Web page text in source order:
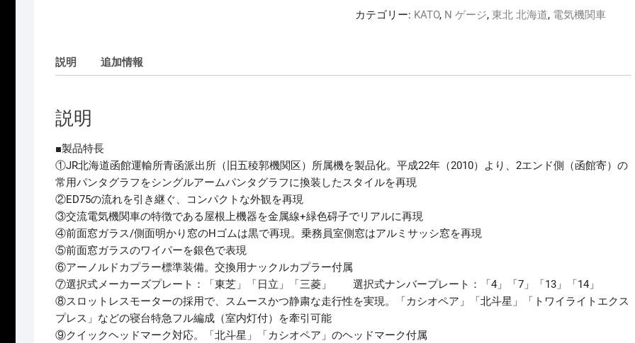
カテゴリー: KATO, N ゲージ,東北 北海道, 電気機関車
説明 追加情報
説明
■製品特長
①JR北海道函館運輸所青函派出所（旧五稜郭機関区）所属機を製品化。平成22年（2010）より、2エンド側（函館寄）の
常用パンタグラフをシングルアームパンタグラフに換装したスタイルを再現
②ED75の流れを引き継ぐ、コンパクトな外観を再現
③交流電気機関車の特徴である屋根上機器を金属線+緑色碍子でリアルに再現
④前面窓ガラス/側面明かり窓のHゴムは黒で再現。乗務員室側窓はアルミサッシ窓を再現
⑤前面窓ガラスのワイパーを銀色で表現
⑥アーノルドカプラー標準装備。交換用ナックルカプラー付属
⑦選択式メーカーズプレート：「東芝」「日立」「三菱」 選択式ナンバープレート：「4」「7」「13」「14」
⑧スロットレスモーターの採用で、スムースかつ静粛な走行性を実現。「カシオペア」「北斗星」「トワイライトエクス
プレス」などの寝台特急フル編成（室内灯付）を牽引可能
⑨クイックヘッドマーク対応。「北斗星」「カシオペア」のヘッドマーク付属